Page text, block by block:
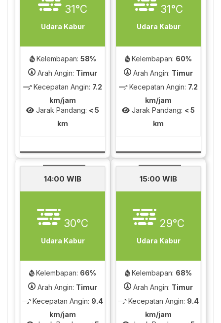
31°C
Udara Kabur
Kelembapan: 58%
Arah Angin: Timur
Kecepatan Angin: 7.2
km/jam
Jarak Pandang: < 5
km
31°C
Udara Kabur
Kelembapan: 60%
Arah Angin: Timur
Kecepatan Angin: 7.2
km/jam
Jarak Pandang: < 5
km
14:00 WIB
30°C
Udara Kabur
Kelembapan: 66%
Arah Angin: Timur
Kecepatan Angin: 9.4
km/jam
15:00 WIB
29°C
Udara Kabur
Kelembapan: 68%
Arah Angin: Timur
Kecepatan Angin: 9.4
km/jam